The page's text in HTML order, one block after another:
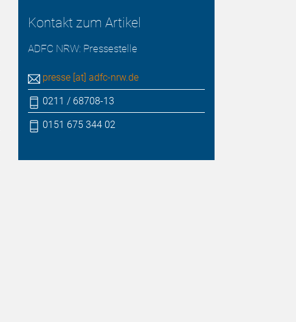
Kontakt zum Artikel
ADFC NRW: Pressestelle
presse [at] adfc-nrw.de
0211 / 68708-13
0151 675 344 02